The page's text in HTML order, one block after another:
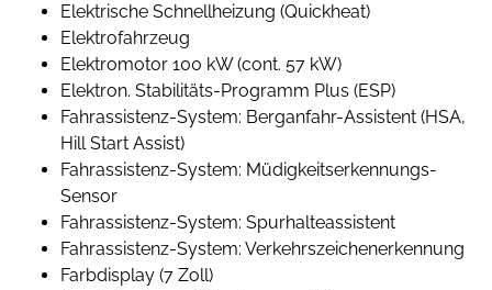
Elektrische Schnellheizung (Quickheat)
Elektrofahrzeug
Elektromotor 100 kW (cont. 57 kW)
Elektron. Stabilitäts-Programm Plus (ESP)
Fahrassistenz-System: Berganfahr-Assistent (HSA,
Hill Start Assist)
Fahrassistenz-System: Müdigkeitserkennungs-
Sensor
Fahrassistenz-System: Spurhalteassistent
Fahrassistenz-System: Verkehrszeichenerkennung
Farbdisplay (7 Zoll)